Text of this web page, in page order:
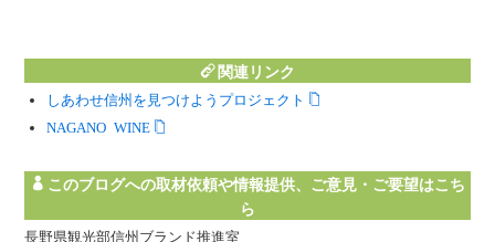
関連リンク
しあわせ信州を見つけようプロジェクト
NAGANO WINE
このブログへの取材依頼や情報提供、ご意見・ご要望はこち
ら
長野県観光部信州ブランド推進室